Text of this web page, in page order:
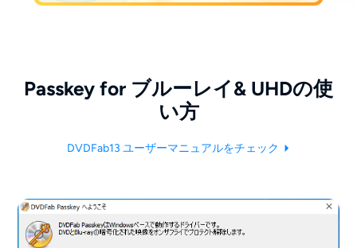
Passkey for ブルーレイ& UHDの使
い方
DVDFab13 ユーザーマニュアルをチェック